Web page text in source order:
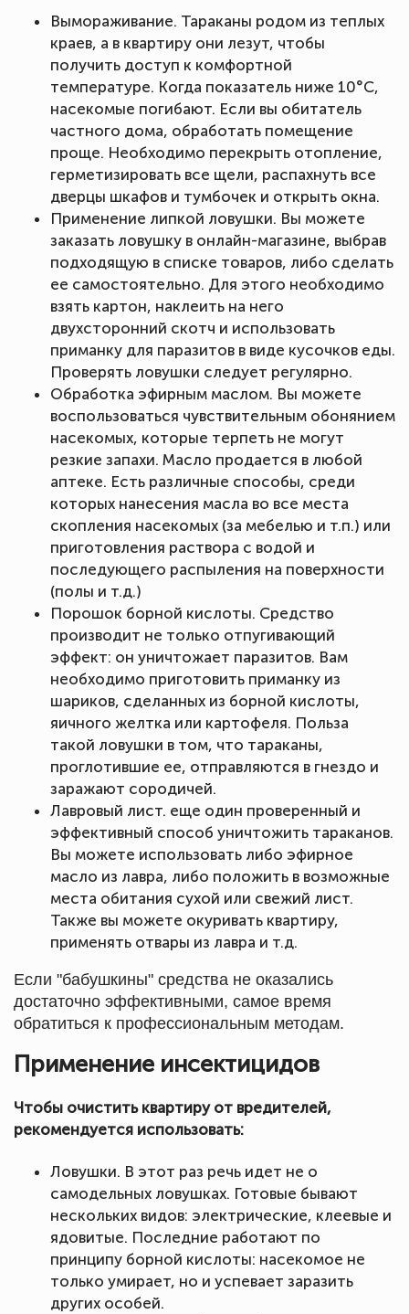
Вымораживание. Тараканы родом из теплых
краев, а в квартиру они лезут, чтобы
получить доступ к комфортной
температуре. Когда показатель ниже 10°C,
насекомые погибают. Если вы обитатель
частного дома, обработать помещение
проще. Необходимо перекрыть отопление,
герметизировать все щели, распахнуть все
дверцы шкафов и тумбочек и открыть окна.
Применение липкой ловушки. Вы можете
заказать ловушку в онлайн-магазине, выбрав
подходящую в списке товаров, либо сделать
ее самостоятельно. Для этого необходимо
взять картон, наклеить на него
двухсторонний скотч и использовать
приманку для паразитов в виде кусочков еды.
Проверять ловушки следует регулярно.
Обработка эфирным маслом. Вы можете
воспользоваться чувствительным обонянием
насекомых, которые терпеть не могут
резкие запахи. Масло продается в любой
аптеке. Есть различные способы, среди
которых нанесения масла во все места
скопления насекомых (за мебелью и т.п.) или
приготовления раствора с водой и
последующего распыления на поверхности
(полы и т.д.)
Порошок борной кислоты. Средство
производит не только отпугивающий
эффект: он уничтожает паразитов. Вам
необходимо приготовить приманку из
шариков, сделанных из борной кислоты,
яичного желтка или картофеля. Польза
такой ловушки в том, что тараканы,
проглотившие ее, отправляются в гнездо и
заражают сородичей.
Лавровый лист. еще один проверенный и
эффективный способ уничтожить тараканов.
Вы можете использовать либо эфирное
масло из лавра, либо положить в возможные
места обитания сухой или свежий лист.
Также вы можете окуривать квартиру,
применять отвары из лавра и т.д.
Если "бабушкины" средства не оказались
достаточно эффективными, самое время
обратиться к профессиональным методам.
Применение инсектицидов
Чтобы очистить квартиру от вредителей,
рекомендуется использовать:
Ловушки. В этот раз речь идет не о
самодельных ловушках. Готовые бывают
нескольких видов: электрические, клеевые и
ядовитые. Последние работают по
принципу борной кислоты: насекомое не
только умирает, но и успевает заразить
других особей.